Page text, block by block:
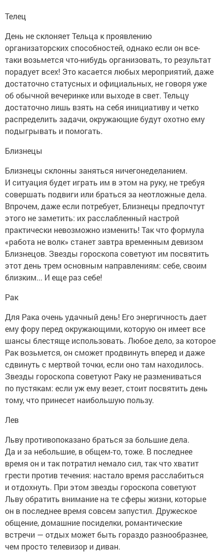
Телец
День не склоняет Тельца к проявлению
организаторских способностей, однако если он все-
таки возьмется что-нибудь организовать, то результат
порадует всех! Это касается любых мероприятий, даже
достаточно статусных и официальных, не говоря уже
об обычной вечеринке или выходе в свет. Тельцу
достаточно лишь взять на себя инициативу и четко
распределить задачи, окружающие будут охотно ему
подыгрывать и помогать.
Близнецы
Близнецы склонны заняться ничегонеделанием.
И ситуация будет играть им в этом на руку, не требуя
совершать подвиги или браться за неотложные дела.
Впрочем, даже если потребует, Близнецы предпочтут
этого не заметить: их расслабленный настрой
практически невозможно изменить! Так что формула
«работа не волк» станет завтра временным девизом
Близнецов. Звезды гороскопа советуют им посвятить
этот день трем основным направлениям: себе, своим
близким... И еще раз себе!
Рак
Для Рака очень удачный день! Его энергичность дает
ему фору перед окружающими, которую он имеет все
шансы блестяще использовать. Любое дело, за которое
Рак возьмется, он сможет продвинуть вперед и даже
сдвинуть с мертвой точки, если оно там находилось.
Звезды гороскопа советуют Раку не размениваться
по пустякам: если уж ему везет, стоит посвятить день
тому, что принесет наибольшую пользу.
Лев
Льву противопоказано браться за большие дела.
Да и за небольшие, в общем-то, тоже. В последнее
время он и так потратил немало сил, так что хватит
грести против течения: настало время расслабиться
и отдохнуть. При этом звезды гороскопа советуют
Льву обратить внимание на те сферы жизни, которые
он в последнее время совсем запустил. Дружеское
общение, домашние посиделки, романтические
встречи — отдых может быть гораздо разнообразнее,
чем просто телевизор и диван.